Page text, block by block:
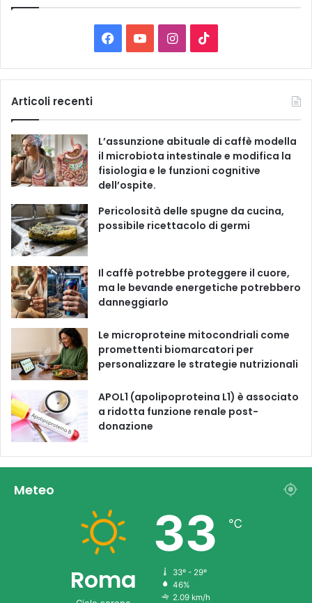
o
r
i
e
a
e
b
o
o
k
o
T
u
b
e
I
n
t
a
g
r
a
i
T
o
k
Articoli recenti
L’assunzione abituale di caffè modella
il microbiota intestinale e modifica la
fisiologia e le funzioni cognitive
dell’ospite.
Pericolosità delle spugne da cucina,
possibile ricettacolo di germi
Il caffè potrebbe proteggere il cuore,
ma le bevande energetiche potrebbero
danneggiarlo
Le microproteine ​​mitocondriali come
promettenti biomarcatori per
personalizzare le strategie nutrizionali
APOL1 (apolipoproteina L1) è associato
a ridotta funzione renale post-
donazione
Meteo
Roma
33 ℃
33º - 29º
46%
2.09 km/h